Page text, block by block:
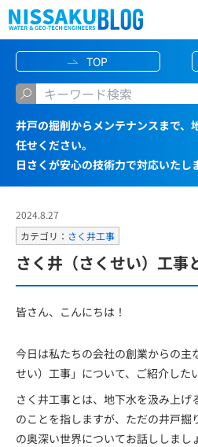
c
井戸の掘削からメンテナンスまで、
任せください。
日さくが安心の技術力で対応いたし
TOP
2024.8.27
カテゴリ： さく井工事
さく井（さくせい）工事
皆さん、こんにちは！
今日は私たちの会社の創業からの主
せい）工事」について、ご紹介した
さく井工事とは、地下水を汲み上
のことを指しますが、ただの井戸掘
の奥深い世界についてお話ししまし